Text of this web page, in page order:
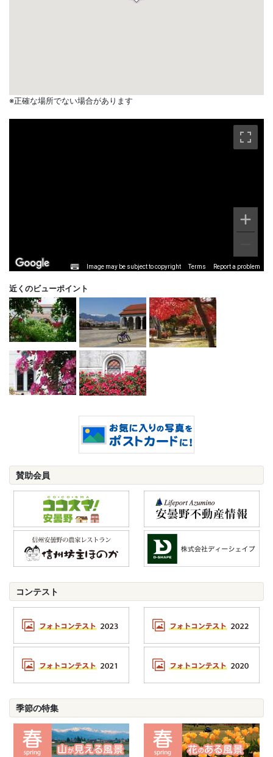
※正確な場所でない場合があります
Image may be subject to copyright Terms Report a problem
近くのビューポイント
賛助会員
コンテスト
季節の特集